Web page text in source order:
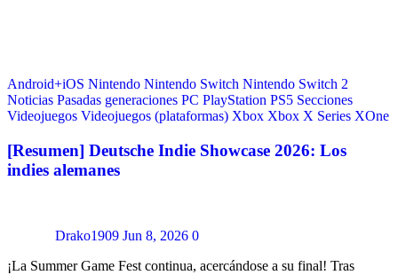
Android+iOS Nintendo Nintendo Switch Nintendo Switch 2
Noticias Pasadas generaciones PC PlayStation PS5 Secciones
Videojuegos Videojuegos (plataformas) Xbox Xbox X Series XOne
[Resumen] Deutsche Indie Showcase 2026: Los
indies alemanes
Drako1909 Jun 8, 2026 0
¡La Summer Game Fest continua, acercándose a su final! Tras